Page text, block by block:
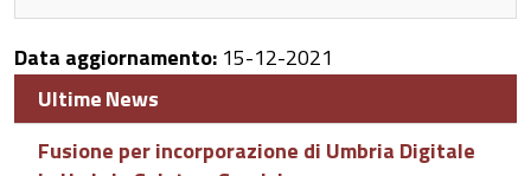
Data aggiornamento: 15-12-2021
Ultime News
Fusione per incorporazione di Umbria Digitale